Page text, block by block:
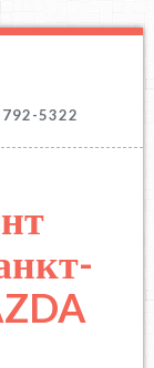
5322